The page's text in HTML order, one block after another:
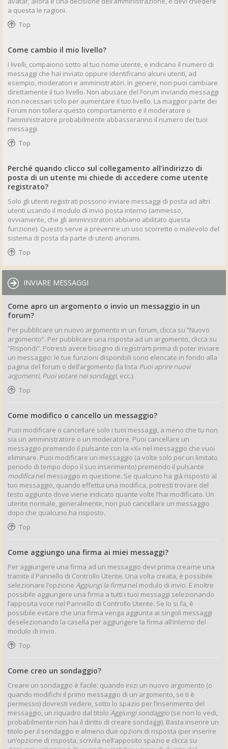
a questa le ragioni.
Top
Come cambio il mio livello?
I livelli, compaiono sotto al tuo nome utente, e indicano il numero di
messaggi che hai inviato oppure identificano alcuni utenti, ad
esempio, moderatori e amministratori. In genere, non puoi cambiare
direttamente il tuo livello. Non abusare del Forum inviando messaggi
non necessari solo per aumentare il tuo livello. La maggior parte dei
Forum non tollera questo comportamento e il moderatore o
l’amministratore probabilmente abbasseranno il numero dei tuoi
messaggi.
Top
Perché quando clicco sul collegamento all’indirizzo di
posta di un utente mi chiede di accedere come utente
registrato?
Solo gli utenti registrati possono inviare messaggi di posta ad altri
utenti usando il modulo di invio posta interno (ammesso,
ovviamente, che gli amministratori abbiano abilitato questa
funzione). Questo serve a prevenire un uso scorretto o malevolo del
sistema di posta da parte di utenti anonimi.
Top
INVIARE MESSAGGI
Come apro un argomento o invio un messaggio in un
forum?
Per pubblicare un nuovo argomento in un forum, clicca su “Nuovo
argomento”. Per pubblicare una risposta ad un argomento, clicca su
“Rispondi”. Potresti avere bisogno di registrarti prima di poter inviare
un messaggio: le tue funzioni disponibili sono elencate in fondo alla
pagina del forum o dell’argomento (la lista Puoi aprire nuovi
argomenti, Puoi votare nei sondaggi, ecc.).
Top
Come modifico o cancello un messaggio?
Puoi modificare o cancellare solo i tuoi messaggi, a meno che tu non
sia un amministratore o un moderatore. Puoi cancellare un
messaggio premendo il pulsante con la «X» nel messaggio che vuoi
eliminare. Puoi modificare un messaggio (a volte solo per un limitato
periodo di tempo dopo il suo inserimento) premendo il pulsante
modificanel messaggio in questione. Se qualcuno ha già risposto al
tuo messaggio, quando effettui una modifica, potresti trovare del
testo aggiunto dove viene indicato quante volte l’hai modificato. Un
utente normale, generalmente, non può cancellare un messaggio
dopo che qualcuno ha risposto.
Top
Come aggiungo una firma ai miei messaggi?
Per aggiungere una firma ad un messaggio devi prima crearne una
tramite il Pannello di Controllo Utente. Una volta creata, è possibile
selezionare l’opzione Aggiungi la firmanel modulo di invio. È inoltre
possibile aggiungere una firma a tutti i tuoi messaggi selezionando
l’apposita voce nel Pannello di Controllo Utente. Se lo si fa, è
possibile evitare che una firma venga aggiunta ai singoli messaggi
deselezionando la casella per aggiungere la firma all’interno del
modulo di invio.
Top
Come creo un sondaggio?
Creare un sondaggio è facile: quando inizi un nuovo argomento (o
quando modifichi il primo messaggio di un argomento, se ti è
permesso) dovresti vedere, sotto lo spazio per l’inserimento del
messaggio, un riquadro dal titolo Aggiungi sondaggio (se non lo vedi,
probabilmente non hai il diritto di creare sondaggi). Basta inserire un
titolo per il sondaggio e almeno due opzioni di risposta (per inserire
un’opzione di risposta, scrivila nell’apposito spazio e clicca su